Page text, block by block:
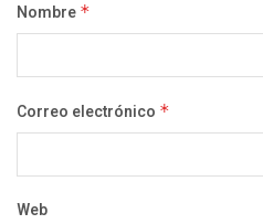
Nombre *
Correo electrónico *
Web